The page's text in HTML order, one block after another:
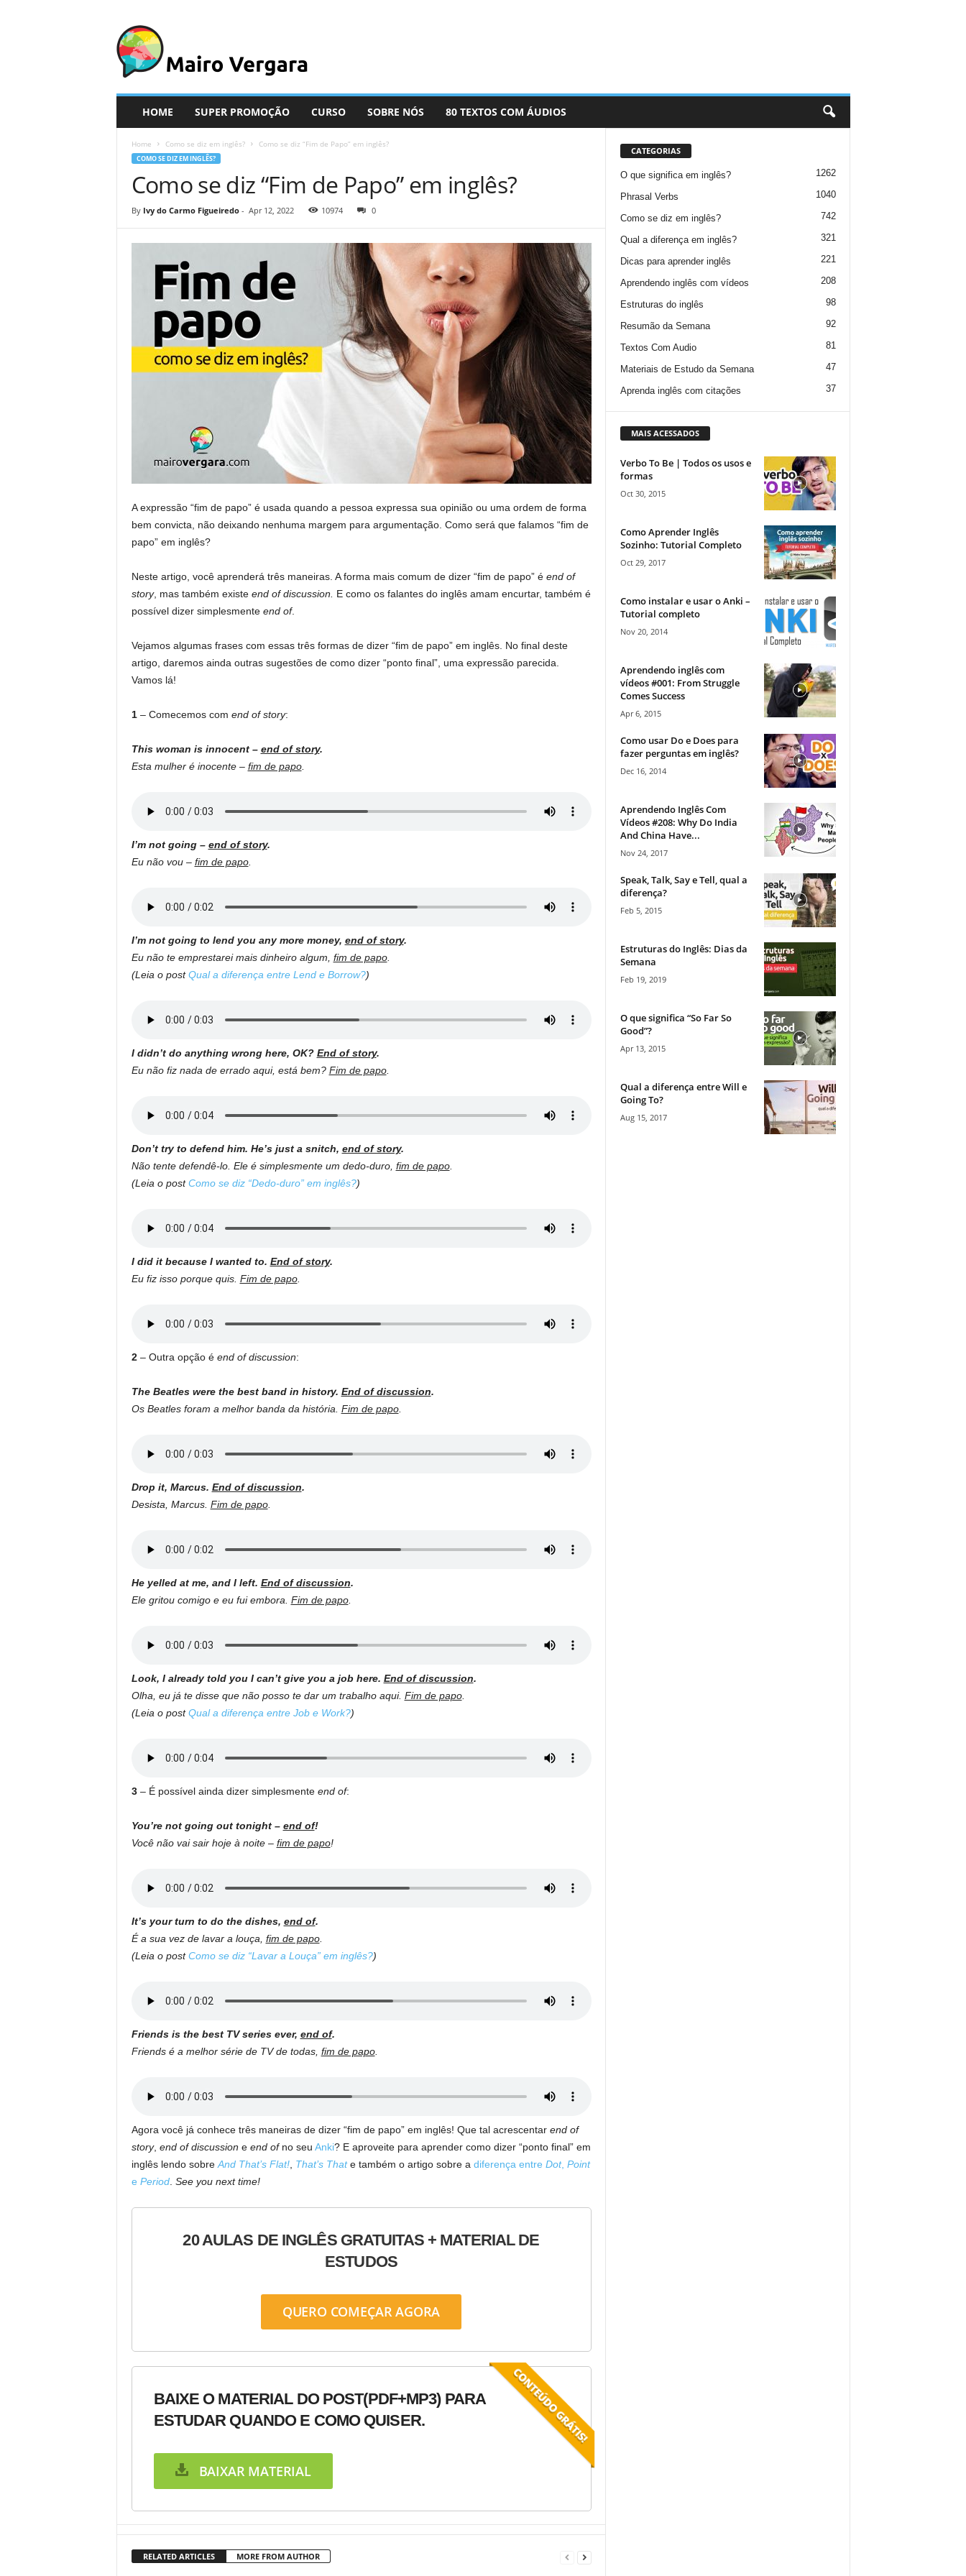
i
r
HOME SUPER PROMOÇÃO CURSO SOBRE NÓS 80 TEXTOS COM ÁUDIOS
Home Como se diz em inglês? Como se diz “Fim de Papo” em inglês?
COMO SE DIZ EM INGLÊS?
Como se diz “Fim de Papo” em inglês?
By Ivy do Carmo Figueiredo- Apr 12, 2022 10974 0
A expressão “fim de papo” é usada quando a pessoa expressa sua opinião ou uma ordem de forma
bem convicta, não deixando nenhuma margem para argumentação. Como será que falamos “fim de
papo” em inglês?
Neste artigo, você aprenderá três maneiras. A forma mais comum de dizer “fim de papo” é end of
story, mas também existe end of discussion. E como os falantes do inglês amam encurtar, também é
possível dizer simplesmente end of.
Vejamos algumas frases com essas três formas de dizer “fim de papo” em inglês. No final deste
artigo, daremos ainda outras sugestões de como dizer “ponto final”, uma expressão parecida.
Vamos lá!
1– Comecemos com end of story:
This woman is innocent – end of story.
Esta mulher é inocente – fim de papo.
I’m not going – end of story.
Eu não vou – fim de papo.
I’m not going to lend you any more money, end of story.
Eu não te emprestarei mais dinheiro algum, fim de papo.
(Leia o postQual a diferença entre Lend e Borrow?)
I didn’t do anything wrong here, OK? End of story.
Eu não fiz nada de errado aqui, está bem? Fim de papo.
Don’t try to defend him. He’s just a snitch, end of story.
Não tente defendê-lo. Ele é simplesmente um dedo-duro, fim de papo.
(Leia o postComo se diz “Dedo-duro” em inglês?)
I did it because I wanted to. End of story.
Eu fiz isso porque quis. Fim de papo.
2– Outra opção é end of discussion:
The Beatles were the best band in history. End of discussion.
Os Beatles foram a melhor banda da história. Fim de papo.
Drop it, Marcus. End of discussion.
Desista, Marcus. Fim de papo.
He yelled at me, and I left. End of discussion.
Ele gritou comigo e eu fui embora. Fim de papo.
Look, I already told you I can’t give you a job here. End of discussion.
Olha, eu já te disse que não posso te dar um trabalho aqui. Fim de papo.
(Leia o postQual a diferença entre Job e Work?)
3– É possível ainda dizer simplesmente end of:
You’re not going out tonight – end of!
Você não vai sair hoje à noite – fim de papo!
It’s your turn to do the dishes, end of.
É a sua vez de lavar a louça, fim de papo.
(Leia o postComo se diz “Lavar a Louça” em inglês?)
Friends is the best TV series ever, end of.
Friends é a melhor série de TV de todas, fim de papo.
Agora você já conhece três maneiras de dizer “fim de papo” em inglês! Que tal acrescentar end of
story, end of discussion e end ofno seu Anki? E aproveite para aprender como dizer “ponto final” em
inglês lendo sobre And That’s Flat!, That’s Thate também o artigo sobre a diferença entre Dot, Point
e Period. See you next time!
20 AULAS DE INGLÊS GRATUITAS + MATERIAL DE
ESTUDOS
QUERO COMEÇAR AGORA
BAIXE O MATERIAL DO POST(PDF+MP3) PARA
ESTUDAR QUANDO E COMO QUISER.
BAIXAR MATERIAL
RELATED ARTICLES MORE FROM AUTHOR
CATEGORIAS
O que significa em inglês? 1262
Phrasal Verbs 1040
Como se diz em inglês? 742
Qual a diferença em inglês? 321
Dicas para aprender inglês 221
Aprendendo inglês com vídeos 208
Estruturas do inglês 98
Resumão da Semana 92
Textos Com Audio 81
Materiais de Estudo da Semana 47
Aprenda inglês com citações 37
MAIS ACESSADOS
Verbo To Be | Todos os usos e
formas
Oct 30, 2015
Como Aprender Inglês
Sozinho: Tutorial Completo
Oct 29, 2017
Como instalar e usar o Anki –
Tutorial completo
Nov 20, 2014
Aprendendo inglês com
vídeos #001: From Struggle
Comes Success
Apr 6, 2015
Como usar Do e Does para
fazer perguntas em inglês?
Dec 16, 2014
Aprendendo Inglês Com
Vídeos #208: Why Do India
And China Have...
Nov 24, 2017
Speak, Talk, Say e Tell, qual a
diferença?
Feb 5, 2015
Estruturas do Inglês: Dias da
Semana
Feb 19, 2019
O que significa “So Far So
Good”?
Apr 13, 2015
Qual a diferença entre Will e
Going To?
Aug 15, 2017